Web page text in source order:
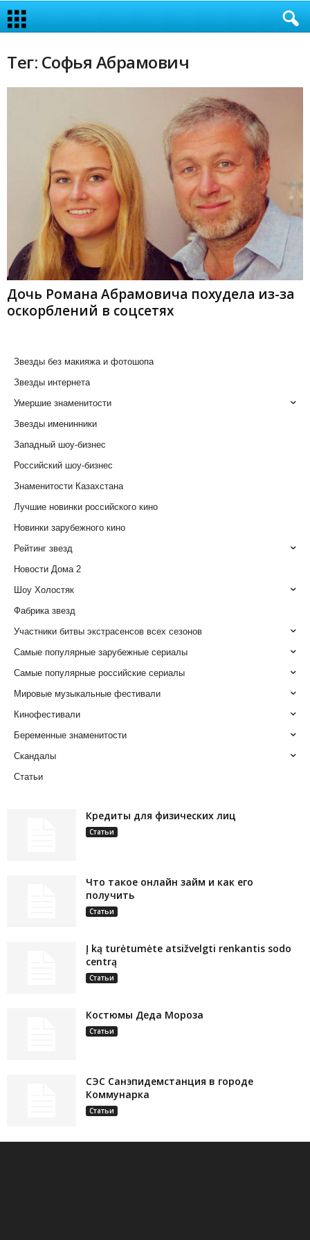
Тег: Софья Абрамович
Дочь Романа Абрамовича похудела из-за
оскорблений в соцсетях
Звезды без макияжа и фотошопа
Звезды интернета
Умершие знаменитости
Звезды именинники
Западный шоу-бизнес
Российский шоу-бизнес
Знаменитости Казахстана
Лучшие новинки российского кино
Новинки зарубежного кино
Рейтинг звезд
Новости Дома 2
Шоу Холостяк
Фабрика звезд
Участники битвы экстрасенсов всех сезонов
Самые популярные зарубежные сериалы
Самые популярные российские сериалы
Мировые музыкальные фестивали
Кинофестивали
Беременные знаменитости
Скандалы
Статьи
Кредиты для физических лиц
Статьи
Что такое онлайн займ и как его
получить
Статьи
Į ką turėtumėte atsižvelgti renkantis sodo
centrą
Статьи
Костюмы Деда Мороза
Статьи
СЭС Санэпидемстанция в городе
Коммунарка
Статьи